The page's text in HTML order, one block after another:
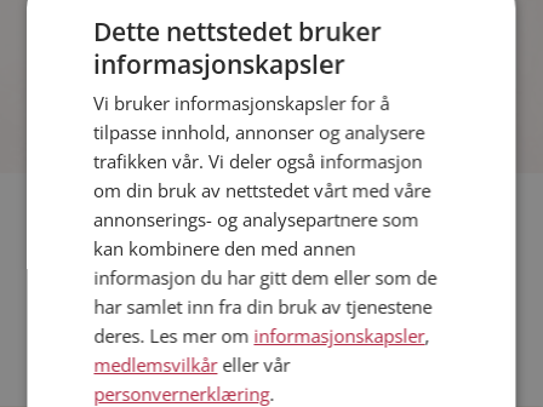
spennende bilder på sidene.
Fler single
Flere singlekvinner fra Voss:Venke,Lena,Mona
Menn fra Voss
Date kvinner i Norge
Date menn i Norge
Dette nettstedet bruker
informasjonskapsler
Vi bruker informasjonskapsler for å
tilpasse innhold, annonser og analysere
trafikken vår. Vi deler også informasjon
om din bruk av nettstedet vårt med våre
annonserings- og analysepartnere som
kan kombinere den med annen
informasjon du har gitt dem eller som de
har samlet inn fra din bruk av tjenestene
deres. Les mer om informasjonskapsler,
medlemsvilkåreller vår
personvernerklæring.